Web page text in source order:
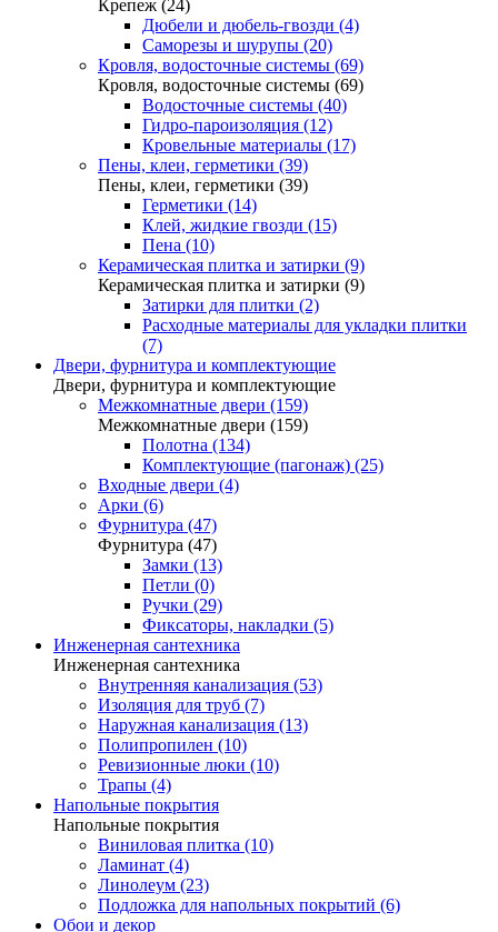
Крепеж (24)
Дюбели и дюбель-гвозди (4)
Саморезы и шурупы (20)
Кровля, водосточные системы (69)
Кровля, водосточные системы (69)
Водосточные системы (40)
Гидро-пароизоляция (12)
Кровельные материалы (17)
Пены, клеи, герметики (39)
Пены, клеи, герметики (39)
Герметики (14)
Клей, жидкие гвозди (15)
Пена (10)
Керамическая плитка и затирки (9)
Керамическая плитка и затирки (9)
Затирки для плитки (2)
Расходные материалы для укладки плитки
(7)
Двери, фурнитура и комплектующие
Двери, фурнитура и комплектующие
Межкомнатные двери (159)
Межкомнатные двери (159)
Полотна (134)
Комплектующие (пагонаж) (25)
Входные двери (4)
Арки (6)
Фурнитура (47)
Фурнитура (47)
Замки (13)
Петли (0)
Ручки (29)
Фиксаторы, накладки (5)
Инженерная сантехника
Инженерная сантехника
Внутренняя канализация (53)
Изоляция для труб (7)
Наружная канализация (13)
Полипропилен (10)
Ревизионные люки (10)
Трапы (4)
Напольные покрытия
Напольные покрытия
Виниловая плитка (10)
Ламинат (4)
Линолеум (23)
Подложка для напольных покрытий (6)
Обои и декор